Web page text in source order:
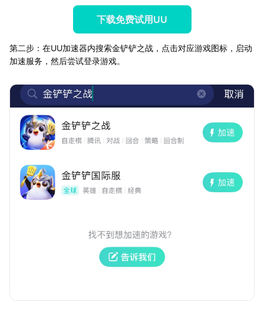
下载免费试用UU
第二步：在UU加速器内搜索金铲铲之战，点击对应游戏图标，启动
加速服务，然后尝试登录游戏。